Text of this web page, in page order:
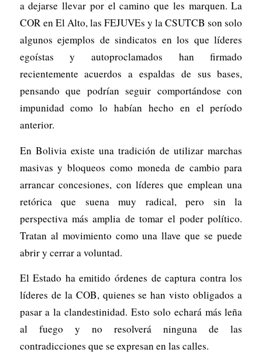
a dejarse llevar por el camino que les marquen. La
COR en El Alto, las FEJUVEs y la CSUTCB son solo
algunos ejemplos de sindicatos en los que líderes
egoístas y autoproclamados han firmado
recientemente acuerdos a espaldas de sus bases,
pensando que podrían seguir comportándose con
impunidad como lo habían hecho en el período
anterior.
En Bolivia existe una tradición de utilizar marchas
masivas y bloqueos como moneda de cambio para
arrancar concesiones, con líderes que emplean una
retórica que suena muy radical, pero sin la
perspectiva más amplia de tomar el poder político.
Tratan al movimiento como una llave que se puede
abrir y cerrar a voluntad.
El Estado ha emitido órdenes de captura contra los
líderes de la COB, quienes se han visto obligados a
pasar a la clandestinidad. Esto solo echará más leña
al fuego y no resolverá ninguna de las
contradicciones que se expresan en las calles.